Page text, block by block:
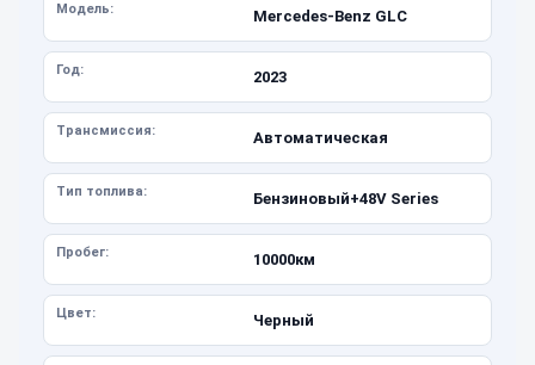
Модель: Mercedes-Benz GLC
Год: 2023
Трансмиссия: Автоматическая
Тип топлива: Бензиновый+48V Series
Пробег: 10000км
Цвет: Черный